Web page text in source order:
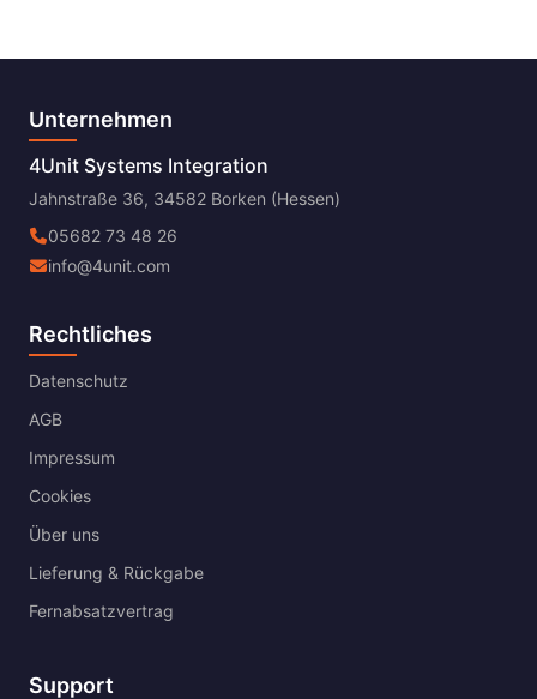
Unternehmen
4Unit Systems Integration
Jahnstraße 36, 34582 Borken (Hessen)
05682 73 48 26
info@4unit.com
Rechtliches
Datenschutz
AGB
Impressum
Cookies
Über uns
Lieferung & Rückgabe
Fernabsatzvertrag
Support